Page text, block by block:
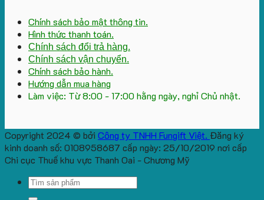
Chính sách bảo mật thông tin.
Hình thức thanh toán.
Chính sách đổi trả hàng.
Chính sách vận chuyển.
Chính sách bảo hành.
Hướng dẫn mua hàng
Làm việc: Từ 8:00 - 17:00 hằng ngày, nghỉ Chủ nhật.
Copyright 2024 © bởi Công ty TNHH Fungift Việt. Đăng ký
kinh doanh số: 0108958687 cấp ngày: 25/10/2019 nơi cấp
Chi cục Thuế khu vực Thanh Oai - Chương Mỹ
Search